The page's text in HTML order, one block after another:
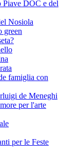
Piave DOC e del
Nosiola
green
famiglia con
de Meneghi
per l'arte
per le Feste